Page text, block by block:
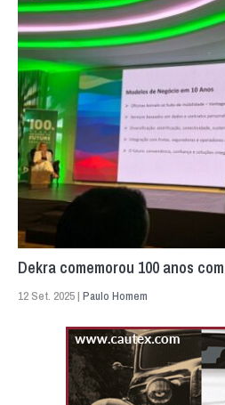
Dekra comemorou 100 anos
12 Set. 2025 | Paulo Homem